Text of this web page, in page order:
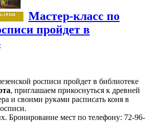
Мастер-класс по
пройдет в
, приглашаем прикоснуться к древней
и своими руками расписать коня в
Бронирование мест по телефону: 72-96-